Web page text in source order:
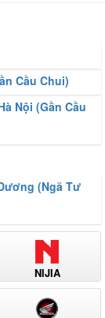
Cầu Chui)
Nội (Gần Cầu
(Ngã Tư
NIJIA